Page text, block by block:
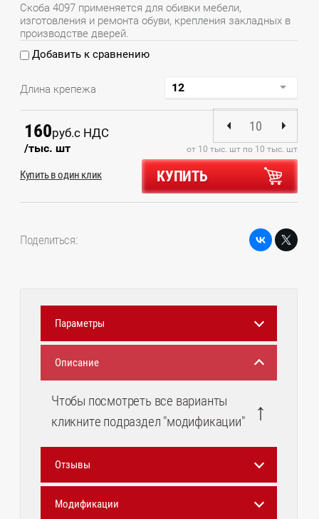
Скоба 4097 применяется для обивки мебели,
изготовления и ремонта обуви, крепления закладных в
производстве дверей.
Добавить к сравнению
Длина крепежа
160руб.с НДС
/тыс. шт от 10 тыс. шт по 10 тыс. шт
КУПИТЬ
Купить в один клик
Поделиться:
Параметры
Описание
Чтобы посмотреть все варианты
кликните подраздел "модификации"
↑
Отзывы
Модификации